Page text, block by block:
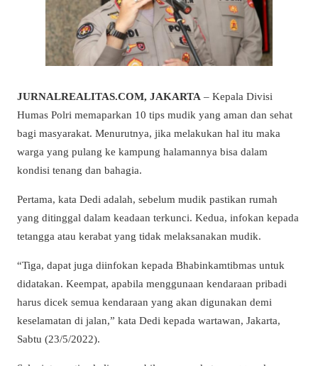
JURNALREALITAS.COM, JAKARTA – Kepala Divisi
Humas Polri memaparkan 10 tips mudik yang aman dan sehat
bagi masyarakat. Menurutnya, jika melakukan hal itu maka
warga yang pulang ke kampung halamannya bisa dalam
kondisi tenang dan bahagia.
Pertama, kata Dedi adalah, sebelum mudik pastikan rumah
yang ditinggal dalam keadaan terkunci. Kedua, infokan kepada
tetangga atau kerabat yang tidak melaksanakan mudik.
“Tiga, dapat juga diinfokan kepada Bhabinkamtibmas untuk
didatakan. Keempat, apabila menggunaan kendaraan pribadi
harus dicek semua kendaraan yang akan digunakan demi
keselamatan di jalan,” kata Dedi kepada wartawan, Jakarta,
Sabtu (23/5/2022).